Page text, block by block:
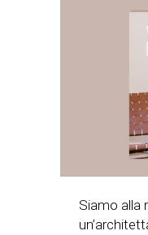
Siamo alla